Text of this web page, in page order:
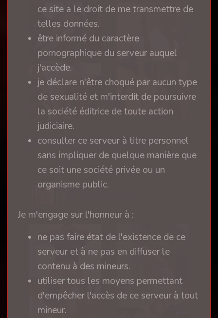
La fessée de ces dames
il y a 4 ans
ce site a le droit de me transmettre de
telles données.
être informé du caractère
pornographique du serveur auquel
j'accède.
je déclare n'être choqué par aucun type
de sexualité et m'interdit de poursuivre
la société éditrice de toute action
judiciaire.
consulter ce serveur à titre personnel
sans impliquer de quelque manière que
ce soit une société privée ou un
organisme public.
Je m'engage sur l'honneur à :
ne pas faire état de l'existence de ce
serveur et à ne pas en diffuser le
contenu à des mineurs.
utiliser tous les moyens permettant
d'empêcher l'accès de ce serveur à tout
mineur.